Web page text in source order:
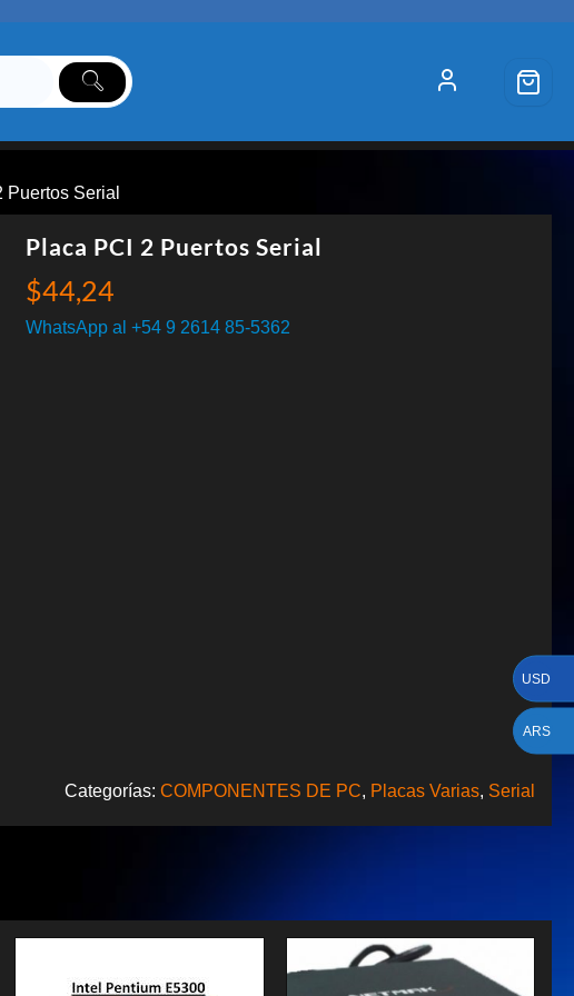
Puertos Serial
Placa PCI 2 Puertos Serial
$44,24
WhatsApp al +54 9 2614 85-5362
Categorías: COMPONENTES DE PC, Placas Varias, Serial
USD
ARS